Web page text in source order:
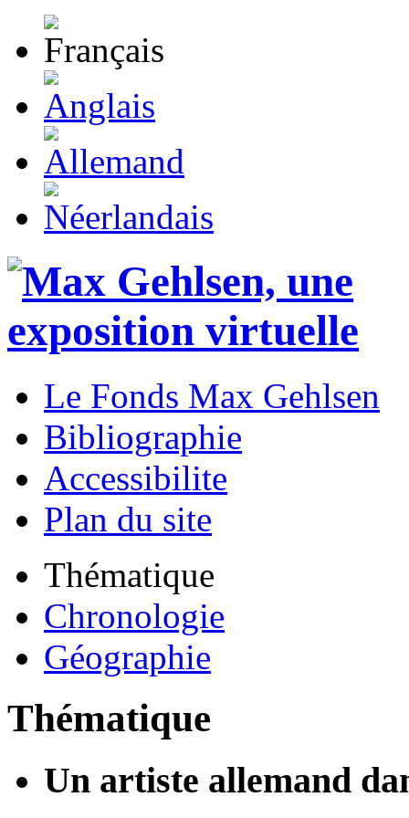
Le Fonds Max Gehlsen
Bibliographie
Accessibilite
Plan du site
Thématique
Chronologie
Géographie
Thématique
Un artiste allemand